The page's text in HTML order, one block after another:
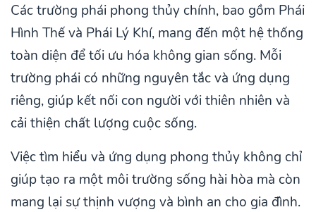
Các trường phái phong thủy chính, bao gồm Phái
Hình Thế và Phái Lý Khí, mang đến một hệ thống
toàn diện để tối ưu hóa không gian sống. Mỗi
trường phái có những nguyên tắc và ứng dụng
riêng, giúp kết nối con người với thiên nhiên và
cải thiện chất lượng cuộc sống.
Việc tìm hiểu và ứng dụng phong thủy không chỉ
giúp tạo ra một môi trường sống hài hòa mà còn
mang lại sự thịnh vượng và bình an cho gia đình.